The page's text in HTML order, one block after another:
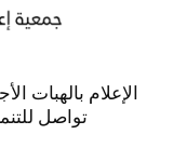
الإعلام بالهبات
تواصل للتنمية